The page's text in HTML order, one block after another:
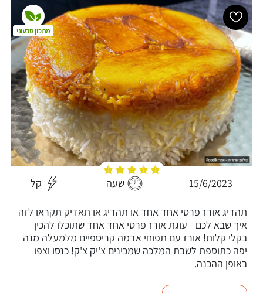
15/6/2023 שעה קל
תהדיג אורז פרסי אחד אחד או תהדיג או תאדיק תקראו לזה
איך שבא לכם - עוגת אורז פרסי אחד אחד שתוכלו להכין
בקלי קלות! אורז עם תפוחי אדמה קריספיים מלמעלה מנה
יפה כתוספת לשבת המלכה שמכינים צ'יק צ'ק! כנסו וצפו
באופן ההכנה.
מתכון טבעוני